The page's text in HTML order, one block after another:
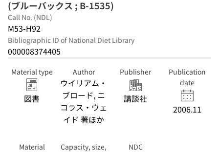
(ブルーバックス ;
B-1535)
(ブルーバックス ; B-1535)
Call No. (NDL)
M53-H92
Bibliographic ID of National Diet Library
000008374405
Material type
図書
Author
ウイリアム・
ブロード, ニ
コラス・ウェ
イド 著ほか
Publisher
講談社
Publication
date
2006.11
Material
Capacity, size,
NDC